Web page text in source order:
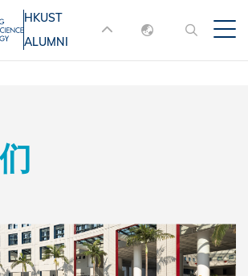
MORE ABOUT HKUST
NEWS
ACADEMIC
HKUST
ALUMNI
English